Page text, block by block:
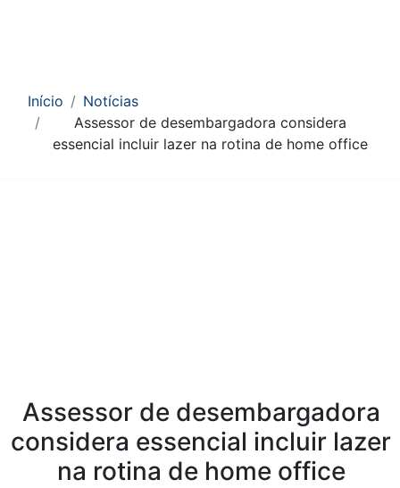
Início
Notícias
Assessor de desembargadora considera
essencial incluir lazer na rotina de home office
Assessor de desembargadora
considera essencial incluir lazer
na rotina de home office